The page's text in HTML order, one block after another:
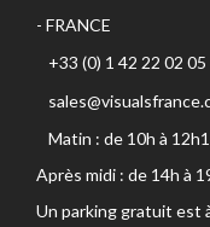
- FRANCE
+33 (0) 1 42 22 02 05
Matin : de 10h à
Après midi : de 14h à
Un parking gratuit est